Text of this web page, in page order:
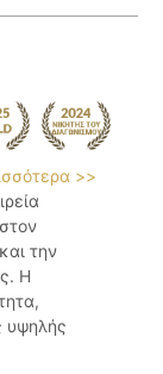
>>
την
Η
υψηλής